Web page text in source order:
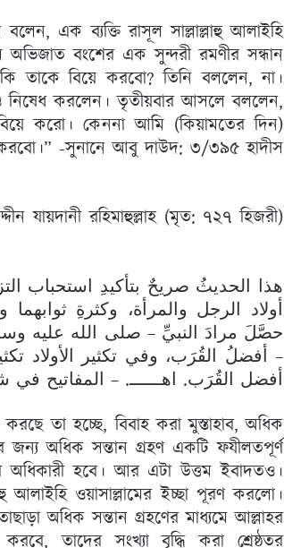
এক ব্যক্তি রাসূল সাল্লাল্লাহু আলাইহি
বংশের এক সুন্দরী রমণীর সন্ধান
তাকে বিয়ে করবো? তিনি বললেন, না।
নিষেধ করলেন। তৃতীয়বার আসলে বললেন,
করো। কেননা আমি (কিয়ামতের দিন)
করবো।” -সুনানে আবু দাউদ: ৩/৩৯৫ হাদীস
যায়দানী রহিমাহুল্লাহ (মৃত: ৭২৭ হিজরী)
هذا الحديثُ صريحٌ بتأكيدِ استحباب
أولاد الرجل والمرأة، وكثرةِ
حصَّلَ مرادَ النبيِّ – صلى الله عليه
– أفضلُ القُرَب، وفي تكثير الأولاد
أفضل القُرَب. اهــــــ. – المفاتيح في شرح
তা হচ্ছে, বিবাহ করা মুস্তাহাব, অধিক
জন্য অধিক সন্তান গ্রহণ একটি ফযীলতপূর্ণ
হবে। আর এটা উত্তম ইবাদতও।
আলাইহি ওয়াসাল্লামের ইচ্ছা পূরণ করলো।
অধিক সন্তান গ্রহণের মাধ্যমে আল্লাহর
তাদের সংখ্যা বৃদ্ধি করা শ্রেষ্ঠতর